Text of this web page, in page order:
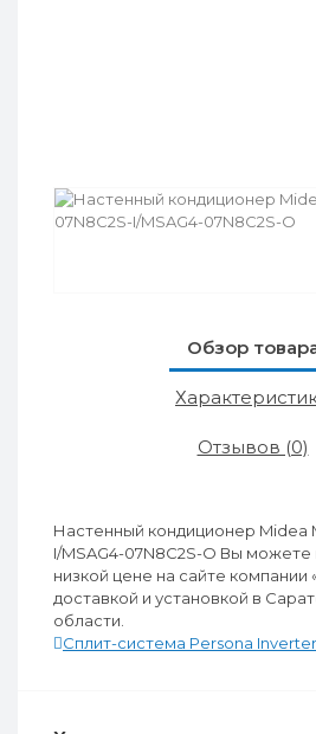
Обзор
Отзывов (0)
Настенный кондиционер Midea
I/MSAG4-07N8C2S-O Вы можете
низкой цене на сайте компании
доставкой и установкой в
области.
Сплит-система Persona